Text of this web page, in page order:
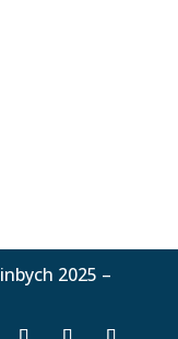
2025 –